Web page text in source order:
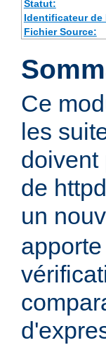
Statut:
Identificateur de
Fichier Source:
Ce
les
doivent
de
un